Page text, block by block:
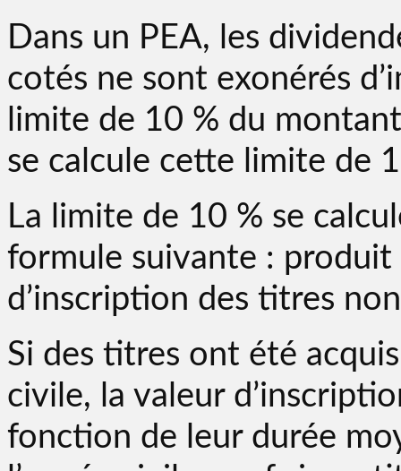
Dans un PEA, les
cotés ne sont exonérés
limite de 10 % du
se calcule cette limite de
La limite de 10 % se
formule suivante :
d’inscription des titres
Si des titres ont été
civile, la valeur
fonction de leur durée